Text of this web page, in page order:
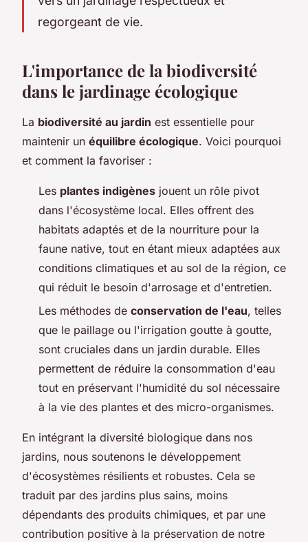
regorgeant de vie.
L'importance de la biodiversité
dans le jardinage écologique
La biodiversité au jardin est essentielle pour
maintenir un équilibre écologique. Voici pourquoi
et comment la favoriser :
Les plantes indigènes jouent un rôle pivot
dans l'écosystème local. Elles offrent des
habitats adaptés et de la nourriture pour la
faune native, tout en étant mieux adaptées aux
conditions climatiques et au sol de la région, ce
qui réduit le besoin d'arrosage et d'entretien.
Les méthodes de conservation de l'eau, telles
que le paillage ou l'irrigation goutte à goutte,
sont cruciales dans un jardin durable. Elles
permettent de réduire la consommation d'eau
tout en préservant l'humidité du sol nécessaire
à la vie des plantes et des micro-organismes.
En intégrant la diversité biologique dans nos
jardins, nous soutenons le développement
d'écosystèmes résilients et robustes. Cela se
traduit par des jardins plus sains, moins
dépendants des produits chimiques, et par une
contribution positive à la préservation de notre